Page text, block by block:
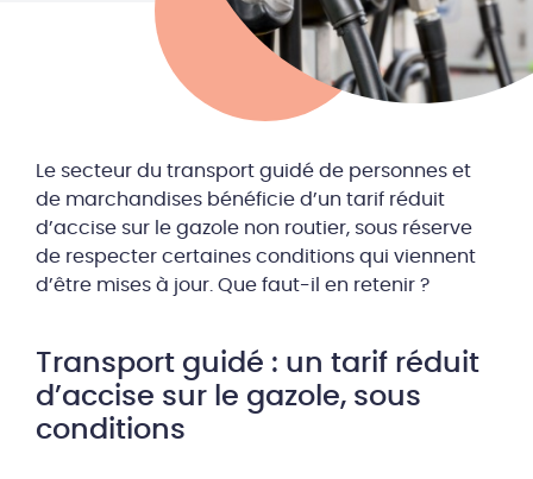
Le secteur du transport guidé de personnes et
de marchandises bénéficie d’un tarif réduit
d’accise sur le gazole non routier, sous réserve
de respecter certaines conditions qui viennent
d’être mises à jour. Que faut-il en retenir ?
Transport guidé : un tarif réduit
d’accise sur le gazole, sous
conditions